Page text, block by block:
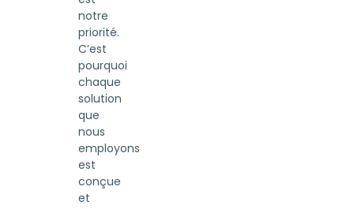
notre
priorité.
C’est
pourquoi
chaque
solution
que
nous
employons
est
conçue
et